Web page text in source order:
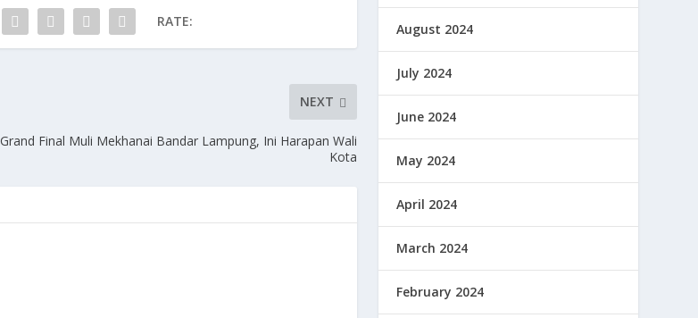
RATE:
NEXT
Grand Final Muli Mekhanai Bandar Lampung, Ini Harapan Wali
Kota
August 2024
July 2024
June 2024
May 2024
April 2024
March 2024
February 2024